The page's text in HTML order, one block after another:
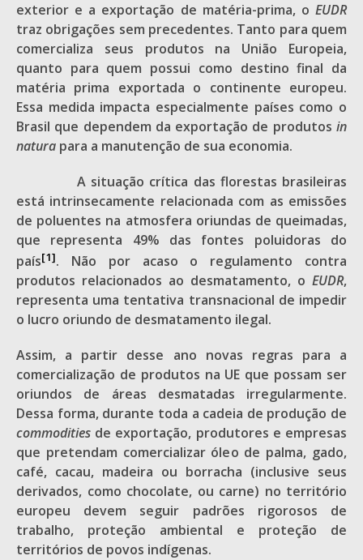
exterior e a exportação de matéria-prima, o EUDR
traz obrigações sem precedentes. Tanto para quem
comercializa seus produtos na União Europeia,
quanto para quem possui como destino final da
matéria prima exportada o continente europeu.
Essa medida impacta especialmente países como o
Brasil que dependem da exportação de produtos in
natura para a manutenção de sua economia.
A situação crítica das florestas brasileiras
está intrinsecamente relacionada com as emissões
de poluentes na atmosfera oriundas de queimadas,
que representa 49% das fontes poluidoras do
país[1]. Não por acaso o regulamento contra
produtos relacionados ao desmatamento, o EUDR,
representa uma tentativa transnacional de impedir
o lucro oriundo de desmatamento ilegal.
Assim, a partir desse ano novas regras para a
comercialização de produtos na UE que possam ser
oriundos de áreas desmatadas irregularmente.
Dessa forma, durante toda a cadeia de produção de
commodities de exportação, produtores e empresas
que pretendam comercializar óleo de palma, gado,
café, cacau, madeira ou borracha (inclusive seus
derivados, como chocolate, ou carne) no território
europeu devem seguir padrões rigorosos de
trabalho, proteção ambiental e proteção de
territórios de povos indígenas.